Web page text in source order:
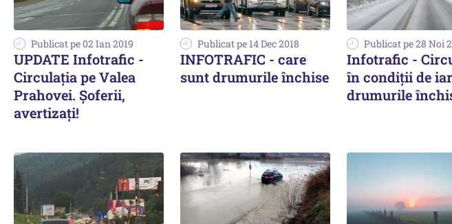
Publicat pe 02 Ian 2019
UPDATE Infotrafic -
Circulația pe Valea
Prahovei. Șoferii,
avertizați!
Publicat pe 14 Dec 2018
INFOTRAFIC - care
sunt drumurile închise
Publicat pe 28 Noi
Infotrafic -
în condiții de
drumurile